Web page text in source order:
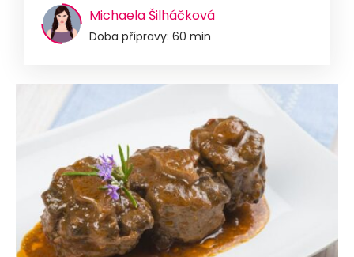
Michaela Šilháčková
Doba přípravy: 60 min